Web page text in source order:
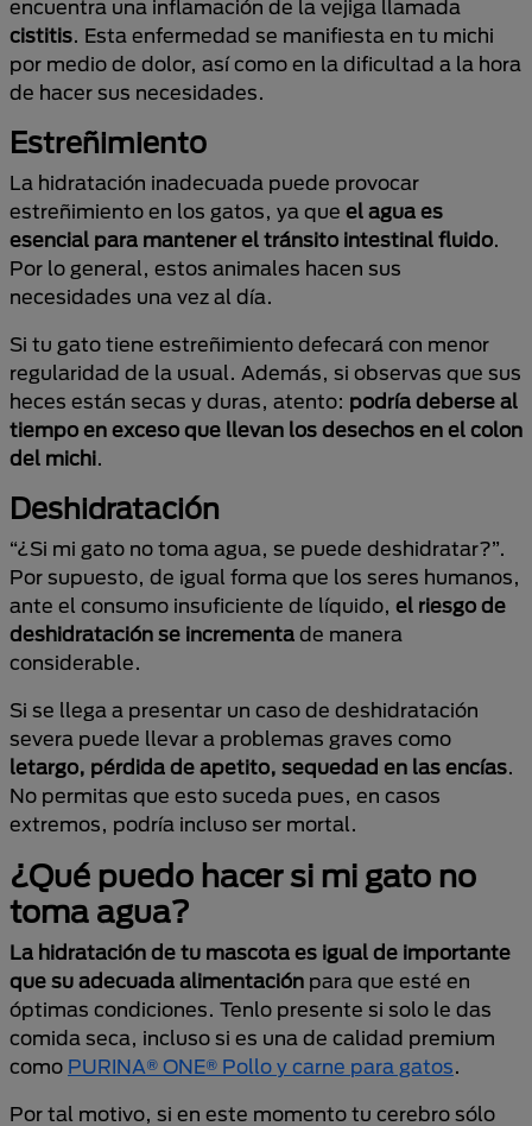
encuentra una inflamación de la vejiga llamada
cistitis. Esta enfermedad se manifiesta en tu michi
por medio de dolor, así como en la dificultad a la hora
de hacer sus necesidades.
Estreñimiento
La hidratación inadecuada puede provocar
estreñimiento en los gatos, ya que el agua es
esencial para mantener el tránsito intestinal fluido.
Por lo general, estos animales hacen sus
necesidades una vez al día.
Si tu gato tiene estreñimiento defecará con menor
regularidad de la usual. Además, si observas que sus
heces están secas y duras, atento: podría deberse al
tiempo en exceso que llevan los desechos en el colon
del michi.
Deshidratación
“¿Si mi gato no toma agua, se puede deshidratar?”.
Por supuesto, de igual forma que los seres humanos,
ante el consumo insuficiente de líquido, el riesgo de
deshidratación se incrementa de manera
considerable.
Si se llega a presentar un caso de deshidratación
severa puede llevar a problemas graves como
letargo, pérdida de apetito, sequedad en las encías.
No permitas que esto suceda pues, en casos
extremos, podría incluso ser mortal.
¿Qué puedo hacer si mi gato no
toma agua?
La hidratación de tu mascota es igual de importante
que su adecuada alimentación para que esté en
óptimas condiciones. Tenlo presente si solo le das
comida seca, incluso si es una de calidad premium
como PURINA® ONE® Pollo y carne para gatos.
Por tal motivo, si en este momento tu cerebro sólo